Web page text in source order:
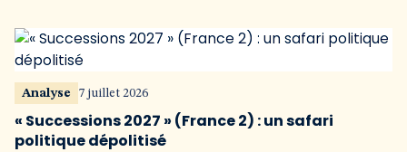
Analyse 7 juillet 2026
« Successions 2027 » (France 2) : un safari
politique dépolitisé